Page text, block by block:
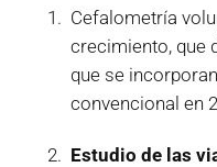
Cefalometría
crecimiento, que
que se
convencional en
Estudio de las